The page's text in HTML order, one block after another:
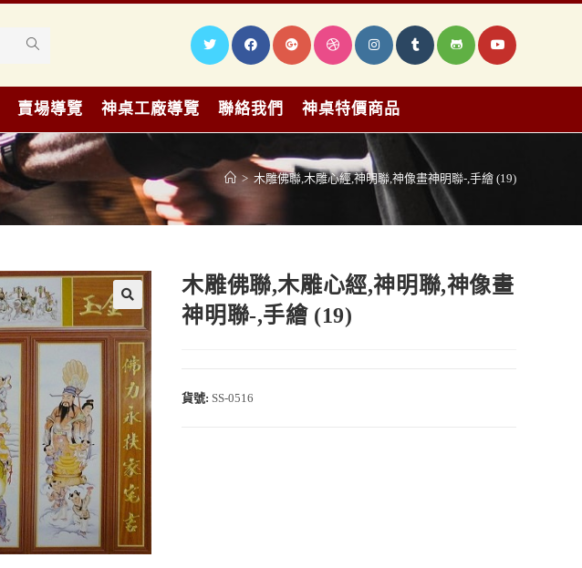
賣場導覽 神桌工廠導覽 聯絡我們 神桌特價商品
> 木雕佛聯,木雕心經,神明聯,神像畫神明聯-,手繪 (19)
🔍
木雕佛聯,木雕心經,神明聯,神像畫
神明聯-,手繪 (19)
貨號: SS-0516